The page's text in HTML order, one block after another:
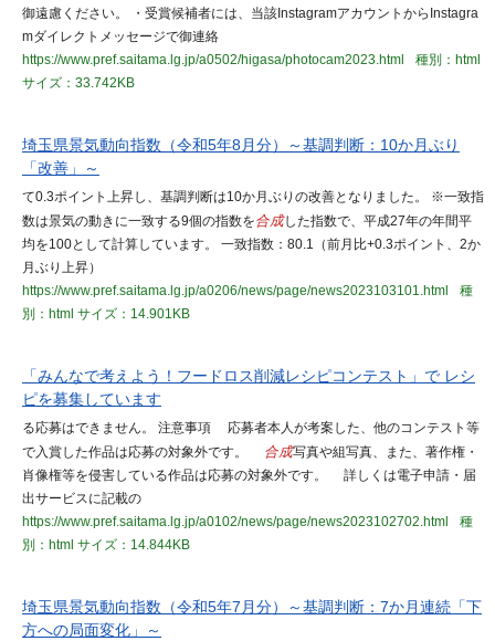
御遠慮ください。 ・受賞候補者には、当該InstagramアカウントからInstagra
mダイレクトメッセージで御連絡
https://www.pref.saitama.lg.jp/a0502/higasa/photocam2023.html
種別：html
サイズ：33.742KB
埼玉県景気動向指数（令和5年8月分）～基調判断：10か月ぶり
「改善」～
て0.3ポイント上昇し、基調判断は10か月ぶりの改善となりました。 ※一致指
数は景気の動きに一致する9個の指数を合成した指数で、平成27年の年間平
均を100として計算しています。 一致指数：80.1（前月比+0.3ポイント、2か
月ぶり上昇）
https://www.pref.saitama.lg.jp/a0206/news/page/news2023103101.html
種
別：html サイズ：14.901KB
「みんなで考えよう！フードロス削減レシピコンテスト」で レシ
ピを募集しています
る応募はできません。 注意事項 応募者本人が考案した、他のコンテスト等
で入賞した作品は応募の対象外です。 合成写真や組写真、また、著作権・
肖像権等を侵害している作品は応募の対象外です。 詳しくは電子申請・届
出サービスに記載の
https://www.pref.saitama.lg.jp/a0102/news/page/news2023102702.html
種
別：html サイズ：14.844KB
埼玉県景気動向指数（令和5年7月分）～基調判断：7か月連続「下
方への局面変化」～